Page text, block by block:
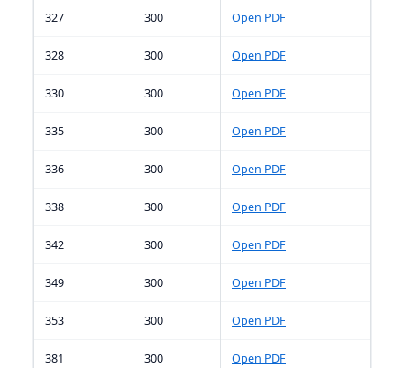
327 300 Open PDF
328 300 Open PDF
330 300 Open PDF
335 300 Open PDF
336 300 Open PDF
338 300 Open PDF
342 300 Open PDF
349 300 Open PDF
353 300 Open PDF
381 300 Open PDF